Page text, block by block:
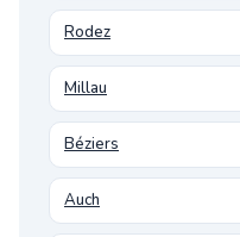
Rodez
Millau
Béziers
Auch